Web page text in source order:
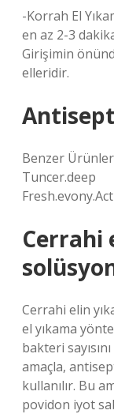
-Korrah El
en az 2-3 dakika
Girişimin
elleridir.
Benzer
Tuncer.deep
Cerrahi
Cerrahi elin
el yıkama
bakteri
amaçla,
kullanılır. Bu
povidon iyot